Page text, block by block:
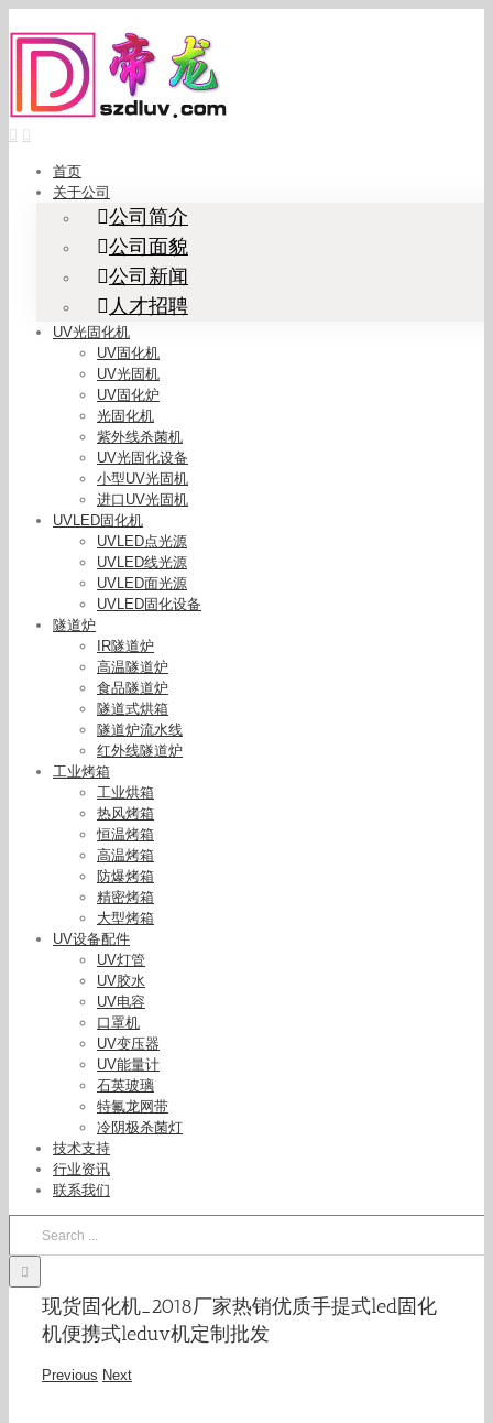
to
content
首页
关于公司
公司简介
公司面貌
公司新闻
人才招聘
UV光固化机
UV固化机
UV光固机
UV固化炉
光固化机
紫外线杀菌机
UV光固化设备
小型UV光固机
进口UV光固机
UVLED固化机
UVLED点光源
UVLED线光源
UVLED面光源
UVLED固化设备
隧道炉
IR隧道炉
高温隧道炉
食品隧道炉
隧道式烘箱
隧道炉流水线
红外线隧道炉
工业烤箱
工业烘箱
热风烤箱
恒温烤箱
高温烤箱
防爆烤箱
精密烤箱
大型烤箱
UV设备配件
UV灯管
UV胶水
UV电容
口罩机
UV变压器
UV能量计
石英玻璃
特氟龙网带
冷阴极杀菌灯
技术支持
行业资讯
联系我们
现货固化机_2018厂家热销优质手提式led固化
机便携式leduv机定制批发
Previous Next